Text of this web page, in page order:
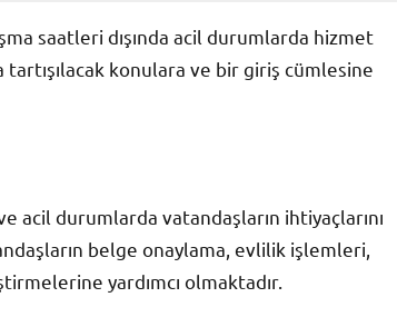
saatleri dışında acil durumlarda hizmet
konulara ve bir giriş cümlesine
acil durumlarda vatandaşların ihtiyaçlarını
belge onaylama, evlilik işlemleri,
yardımcı olmaktadır.